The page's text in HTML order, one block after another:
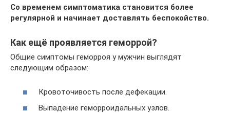
Со временем симптоматика становится более
регулярной и начинает доставлять беспокойство.
Как ещё проявляется геморрой?
Общие симптомы геморроя у мужчин выглядят
следующим образом:
Кровоточивость после дефекации.
Выпадение геморроидальных узлов.